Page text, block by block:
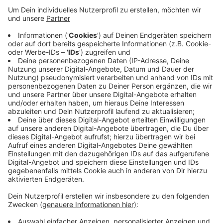
Anzeige
Im Kreuzungsbereich Talstraße / Ringstraße / Am
Königshof wurde die Fahrbahn saniert. Auch die
Bushaltestellen in diesem Abschnitt wurden erneuert.
Eine genaue Uhrzeit für das Ende der Sperrung gibt es
nicht - es wird im Laufe des Montags soweit sein.
Montag startet direkt die nächste Baustelle in
Mettmann. Dann beginnen die Arbeiten für einen neuen
Kreisverkehr an der Beethovenstraße.
Anzeige